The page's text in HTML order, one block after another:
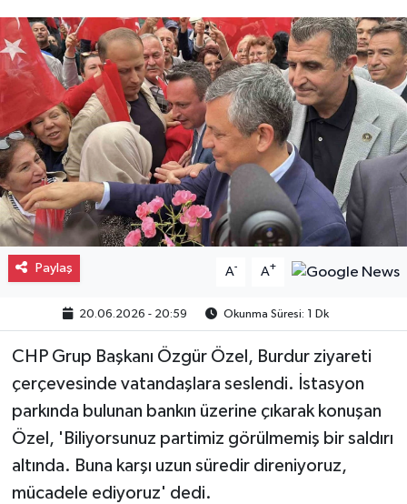
Paylaş A- A+
20.06.2026 - 20:59 Okunma Süresi: 1 Dk
CHP Grup Başkanı Özgür Özel, Burdur ziyareti
çerçevesinde vatandaşlara seslendi. İstasyon
parkında bulunan bankın üzerine çıkarak konuşan
Özel, 'Biliyorsunuz partimiz görülmemiş bir saldırı
altında. Buna karşı uzun süredir direniyoruz,
mücadele ediyoruz' dedi.
Gayrimenkul
Spor
Eğitim